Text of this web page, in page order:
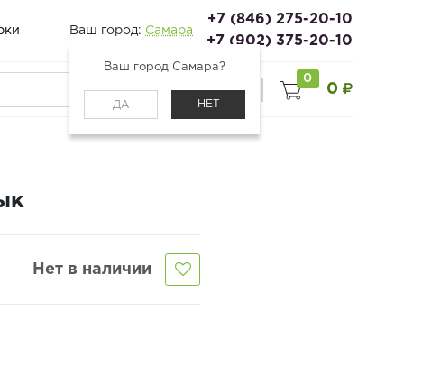
Ваш город: Самара
Ваш город Самара?
ДА НЕТ
+7 (846) 275-20-10
+7 (902) 375-20-10
0
0
Нет в наличии